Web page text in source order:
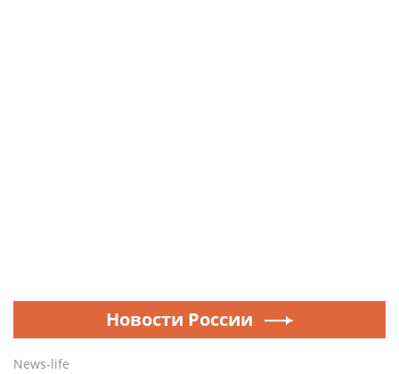
Новости России
News-life